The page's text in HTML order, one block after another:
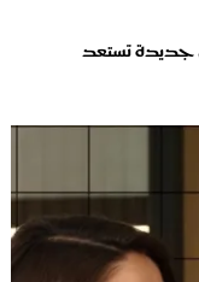
جديدة تستعد